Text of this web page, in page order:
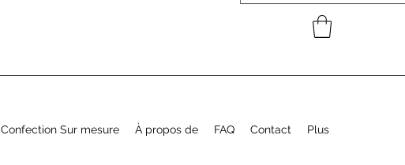
Confection Sur mesure À propos de FAQ Contact Plus